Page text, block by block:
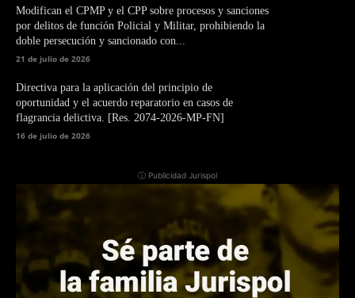
Modifican el CPMP y el CPP sobre procesos y sanciones
por delitos de función Policial y Militar, prohibiendo la
doble persecución y sancionado con...
21 de julio de 2026
Directiva para la aplicación del principio de
oportunidad y el acuerdo reparatorio en casos de
flagrancia delictiva. [Res. 2074-2026-MP-FN]
16 de julio de 2026
ⓘ Publicidad Jurispol